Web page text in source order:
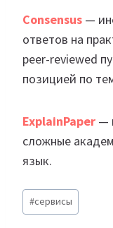
Consensus —
ответов на
peer-reviewed
позицией по
ExplainPaper —
сложные
язык.
Метки
записи:
#сервисы